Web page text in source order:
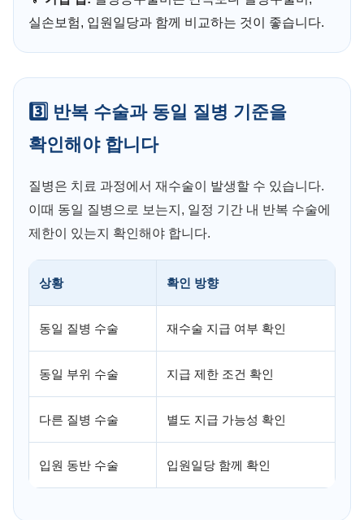
실손보험, 입원일당과 함께 비교하는 것이 좋습니다.
3️⃣ 반복 수술과 동일 질병 기준을
확인해야 합니다
질병은 치료 과정에서 재수술이 발생할 수 있습니다.
이때 동일 질병으로 보는지, 일정 기간 내 반복 수술에
제한이 있는지 확인해야 합니다.
상황 확인 방향
동일 질병 수술 재수술 지급 여부 확인
동일 부위 수술 지급 제한 조건 확인
다른 질병 수술 별도 지급 가능성 확인
입원 동반 수술 입원일당 함께 확인